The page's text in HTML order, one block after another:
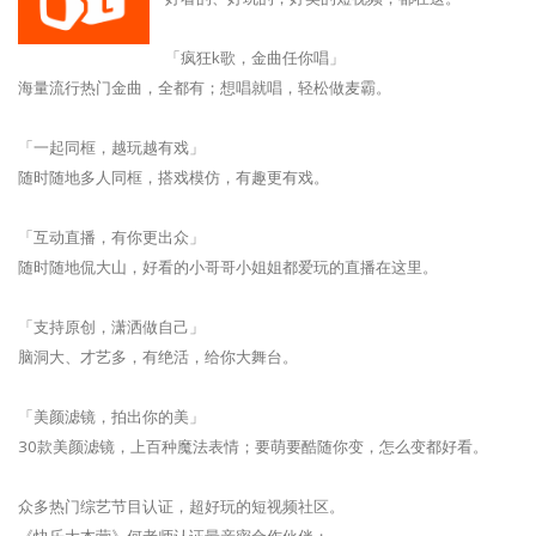
「疯狂k歌，金曲任你唱」
海量流行热门金曲，全都有；想唱就唱，轻松做麦霸。
「一起同框，越玩越有戏」
随时随地多人同框，搭戏模仿，有趣更有戏。
「互动直播，有你更出众」
随时随地侃大山，好看的小哥哥小姐姐都爱玩的直播在这里。
「支持原创，潇洒做自己」
脑洞大、才艺多，有绝活，给你大舞台。
「美颜滤镜，拍出你的美」
30款美颜滤镜，上百种魔法表情；要萌要酷随你变，怎么变都好看。
众多热门综艺节目认证，超好玩的短视频社区。